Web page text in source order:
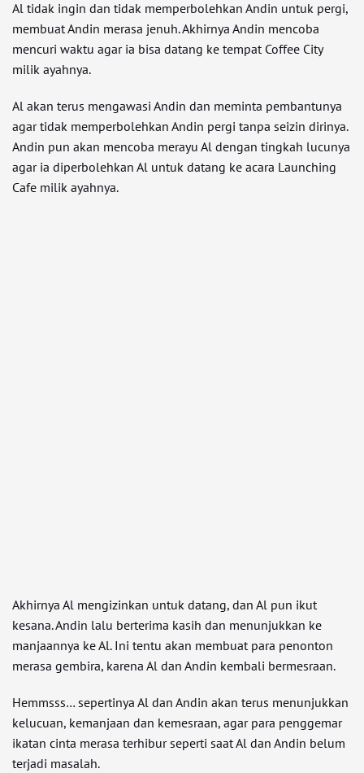
Al tidak ingin dan tidak memperbolehkan Andin untuk pergi,
membuat Andin merasa jenuh. Akhirnya Andin mencoba
mencuri waktu agar ia bisa datang ke tempat Coffee City
milik ayahnya.
Al akan terus mengawasi Andin dan meminta pembantunya
agar tidak memperbolehkan Andin pergi tanpa seizin dirinya.
Andin pun akan mencoba merayu Al dengan tingkah lucunya
agar ia diperbolehkan Al untuk datang ke acara Launching
Cafe milik ayahnya.
Akhirnya Al mengizinkan untuk datang, dan Al pun ikut
kesana. Andin lalu berterima kasih dan menunjukkan ke
manjaannya ke Al. Ini tentu akan membuat para penonton
merasa gembira, karena Al dan Andin kembali bermesraan.
Hemmsss… sepertinya Al dan Andin akan terus menunjukkan
kelucuan, kemanjaan dan kemesraan, agar para penggemar
ikatan cinta merasa terhibur seperti saat Al dan Andin belum
terjadi masalah.